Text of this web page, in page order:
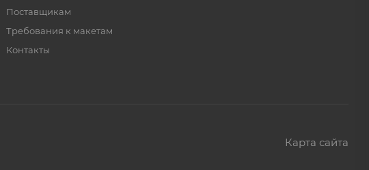
Поставщикам
Требования к макетам
Контакты
Карта сайта